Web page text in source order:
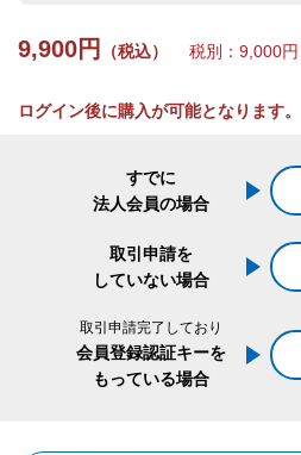
9,900円 （税込） 税別：9,000円
ログイン後に購入が可能となります。
すでに
法人会員の場合
取引申請を
していない場合
取引申請完了しており
会員登録認証キーを
もっている場合